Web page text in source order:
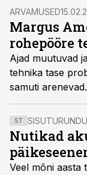
ülejäänu veel
pind vähenes
mahetootjat.
ARVAMUSED
Margus
rohepööre
Ajad muutuvad
tehnika tase
samuti
ka
ideoloogia, nii
kirjutab Baltic
Ameerikas.
ST
Nutikad
Veel mõni aasta